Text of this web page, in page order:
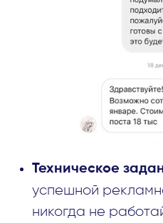
Техническое
успешной
никогда не